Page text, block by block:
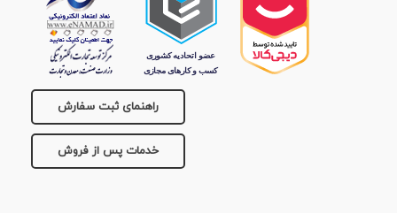
راهنمای ثبت سفارش
خدمات پس از فروش